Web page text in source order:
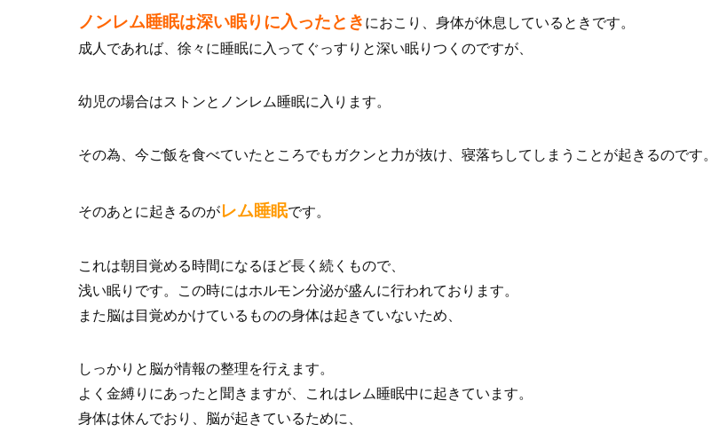
ノンレム睡眠は深い眠りに入ったとき におこり、身体が休息しているときです。
成人であれば、徐々に睡眠に入ってぐっすりと深い眠りつくのですが、
幼児の場合はストンとノンレム睡眠に入ります。
その為、今ご飯を食べていたところでもガクンと力が抜け、寝落ちしてしまうことが起きるのです。
そのあとに起きるのがレム睡眠です。
これは朝目覚める時間になるほど長く続くもので、
浅い眠りです。この時にはホルモン分泌が盛んに行われております。
また脳は目覚めかけているものの身体は起きていないため、
しっかりと脳が情報の整理を行えます。
よく金縛りにあったと聞きますが、これはレム睡眠中に起きています。
身体は休んでおり、脳が起きているために、